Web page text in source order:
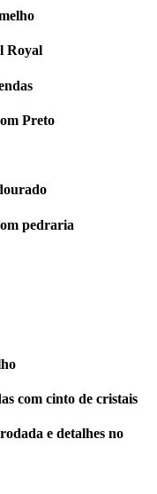
Royal
Preto
pedraria
com cinto de cristais
e detalhes no